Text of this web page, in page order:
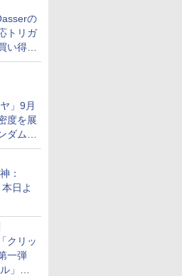
の
トリガ
い得価
」9月
度を展
ダムベ
：
日よ
クリッ
一弾
」本